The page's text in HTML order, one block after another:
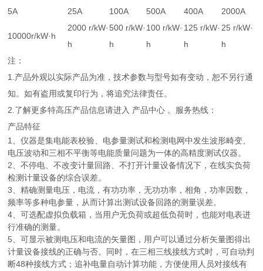
5A
25A 100A 500A 400A 2000A
10000r/kW·h
2000 r/kW·
h
500 r/kW·
h
100 r/kW·
h
125 r/kW·
h
25 r/kW·
h
注：
1.产品外观以实际产品为准，技术参数与型号如有变动，恕不另行通
知。如有盗用或复印行为，将追究法律责任。
2.了解更多特高压产品信息请进入 产品中心 。服务热线：
产品特征
1、仪器是集电能表校验、电参量测试和检测电网中发生波形畸变、
电压波动和三相不平衡等电能质量问题为一体的高精度测试仪器。
2、不停电、不改变计量回路、不打开计量设备情况下，在线实负荷
检测计量设备的综合误差。
3、精确测量电压，电流，有功功率，无功功率，相角，功率因数，
频率等多种电参量，从而计算出测试设备回路的测量误差。
4、可选配虚拟负载箱，当用户无负荷或超低负荷时，也能对电表进
行准确的测量。
5、可显示被测电压和电流的矢量图，用户可以通过分析矢量图得出
计量设备接线的正确与否。同时，在三相三线接线方式时，可自动判
断48种接线方式；追补电量自动计算功能，方便使用人员对接线有